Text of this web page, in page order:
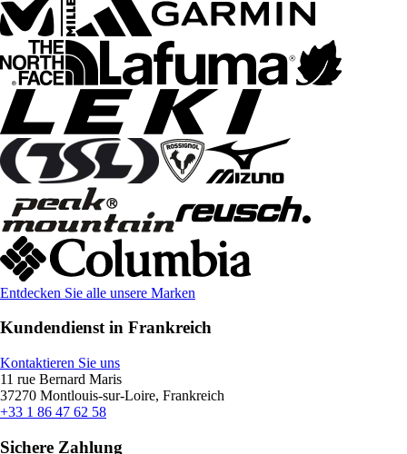
Entdecken Sie alle unsere Marken
Kundendienst in Frankreich
Kontaktieren Sie uns
11 rue Bernard Maris
37270 Montlouis-sur-Loire, Frankreich
+33 1 86 47 62 58
Sichere Zahlung